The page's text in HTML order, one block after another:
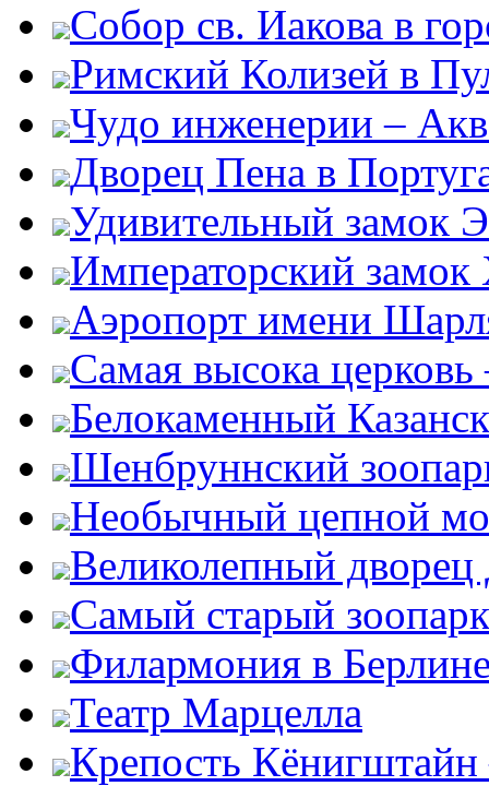
Собор св. Иакова в
Римский Колизей в
Чудо инженерии –
Дворец Пена в
Удивительный замок
Императорский замок
Аэропорт имени
Самая высока
Белокаменный
Шенбруннский
Необычный цепной
Великолепный дворец
Самый старый
Филармония в
Театр Марцелла
Крепость Кёнигштайн